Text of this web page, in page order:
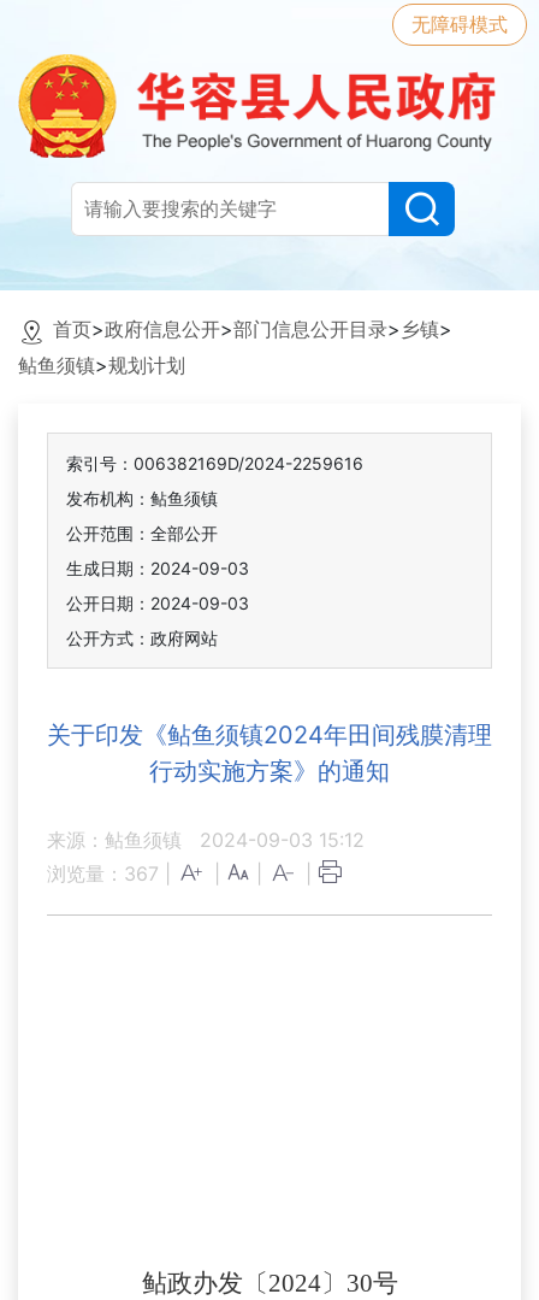
无障碍模式
首页>政府信息公开>部门信息公开目录> 乡镇>
鲇鱼须镇>规划计划
索引号：006382169D/2024-2259616
发布机构：鲇鱼须镇
公开范围：全部公开
生成日期：2024-09-03
公开日期：2024-09-03
公开方式：政府网站
关于印发《鲇鱼须镇2024年田间残膜清理
行动实施方案》的通知
来源：鲇鱼须镇
2024-09-03 15:12
浏览量： 367
鲇政办发 〔2024〕 30号